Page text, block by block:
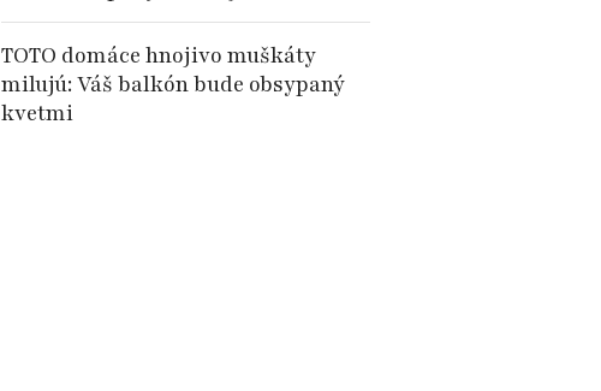
TOTO domáce hnojivo muškáty
milujú: Váš balkón bude obsypaný
kvetmi